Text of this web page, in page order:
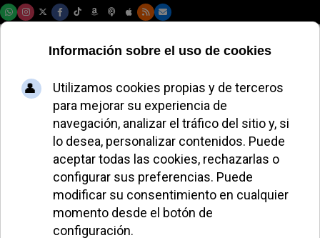
Secuestran al padre
Wilfred Ezemba en
Nigeria, segundo
caso en una semana